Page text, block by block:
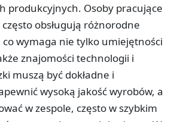
produkcyjnych. Osoby pracujące
obsługują różnorodne
co wymaga nie tylko umiejętności
znajomości technologii i
muszą być dokładne i
wysoką jakość wyrobów, a
w zespole, często w szybkim